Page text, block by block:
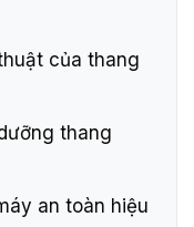
của thang
thang
an toàn hiệu